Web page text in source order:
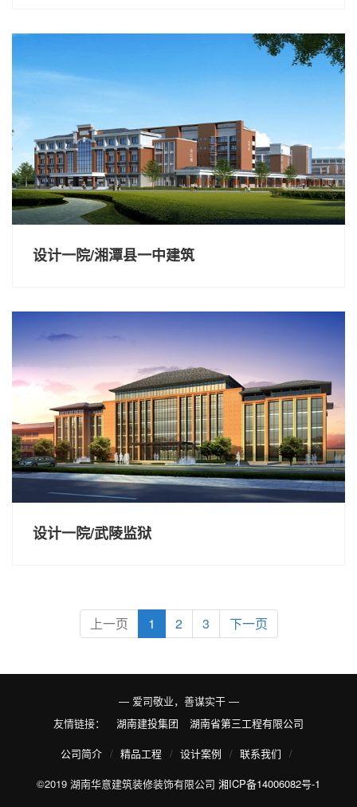
设计一院/湘潭县一中建筑
设计一院/武陵监狱
上一页 1 2 3 下一页
— 爱司敬业，善谋实干 —
友情链接：
湖南建投集团
湖南省第三工程有限公司
公司简介
精品工程 设计案例
联系我们
©2019 湖南华意建筑装修装饰有限公司 湘ICP备14006082号-1